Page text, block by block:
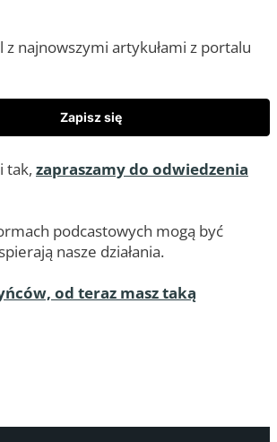
najnowszymi artykułami z portalu
Zapisz się
tak, zapraszamy do odwiedzenia
podcastowych mogą być
nasze działania.
od teraz masz taką